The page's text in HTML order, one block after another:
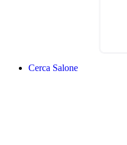
Cerca Salone